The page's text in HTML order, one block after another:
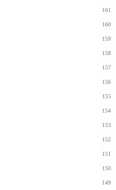
161
160
159
158
157
156
155
154
153
152
151
150
149